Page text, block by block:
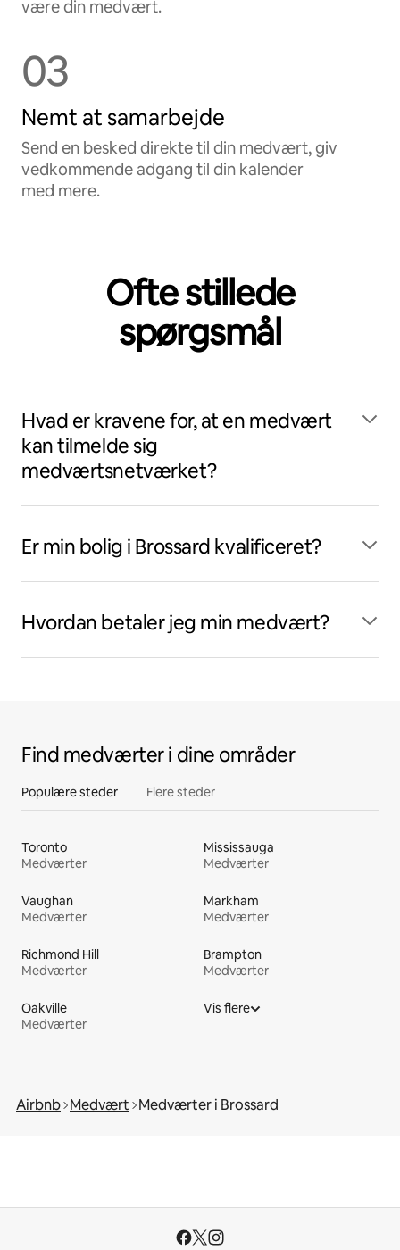
være din medvært.
03
Nemt at samarbejde
Send en besked direkte til din medvært, giv
vedkommende adgang til din kalender
med mere.
Ofte stillede
spørgsmål
Hvad er kravene for, at en medvært
kan tilmelde sig
medværtsnetværket?
Er min bolig i Brossard kvalificeret?
Hvordan betaler jeg min medvært?
Find medværter i dine områder
Populære steder Flere steder
Toronto
Medværter
Mississauga
Medværter
Vaughan
Medværter
Markham
Medværter
Richmond Hill
Medværter
Brampton
Medværter
Oakville
Medværter
Vis flere
Airbnb Medvært Medværter i Brossard